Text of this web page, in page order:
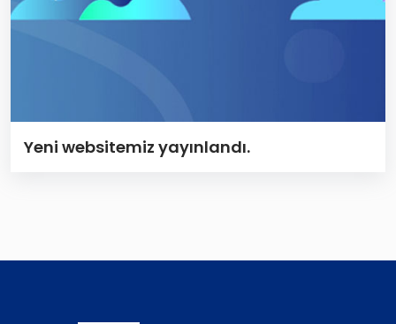
Yeni websitemiz yayınlandı.